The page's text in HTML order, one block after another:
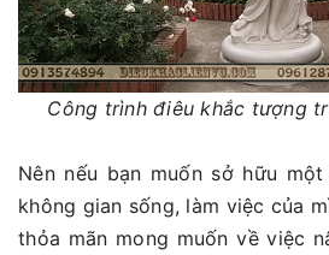
Công trình điêu khắc tượng
Nên nếu bạn muốn sở hữu
không gian sống, làm việc của
thỏa mãn mong muốn về việc